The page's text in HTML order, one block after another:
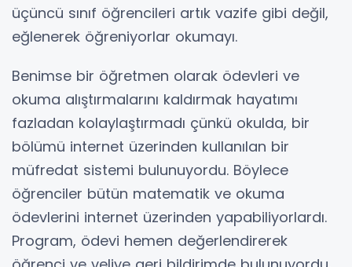
üçüncü sınıf öğrencileri artık vazife gibi değil,
eğlenerek öğreniyorlar okumayı.
Benimse bir öğretmen olarak ödevleri ve
okuma alıştırmalarını kaldırmak hayatımı
fazladan kolaylaştırmadı çünkü okulda, bir
bölümü internet üzerinden kullanılan bir
müfredat sistemi bulunuyordu. Böylece
öğrenciler bütün matematik ve okuma
ödevlerini internet üzerinden yapabiliyorlardı.
Program, ödevi hemen değerlendirerek